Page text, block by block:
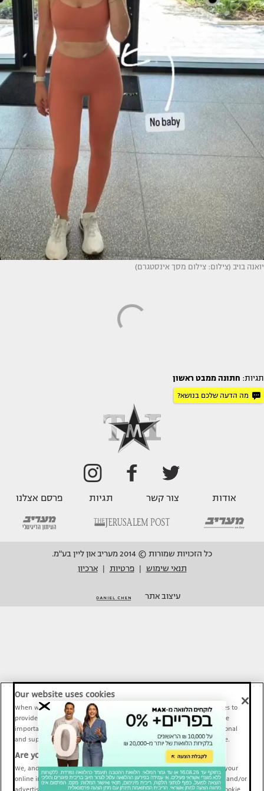
יואנה בויב (צילום: צילום מסך אינסטגרם)
תגיות: חתונה ממבט ראשון
מה הדעה שלכם בנושא?
אודות צור קשר תגיות פרסם אצלנו
כל הזכויות שמורות © 2014 מעריב און ליין בע"מ.
תנאי שימוש
פרטיות ארכיון
עיצוב אתר
Our website uses cookies
When we provide Maariv, TMI and Sport1 content online, we use cookies to
provide social media features and to analyze our traffic. These tools are
important and necessary for our website functionality. Others are optional
and support Maariv, TMI and Sport1 activity and your online experience.
Are you happy to accept cookies?
We, and our partners, use information about your use of our site and your
online interactions to improve our services and to personalize content and/or
advertising for you. You can read more about our privacy policy and cookie